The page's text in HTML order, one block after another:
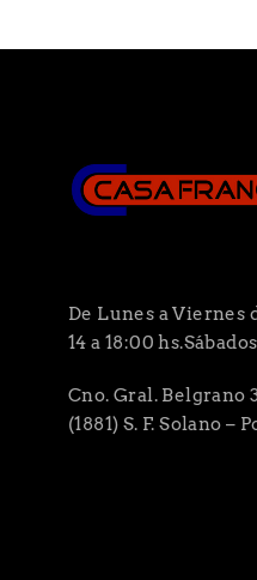
De Lunes a Viernes
14 a 18:00
Cno. Gral. Belgrano
(1881) S. F. Solano –